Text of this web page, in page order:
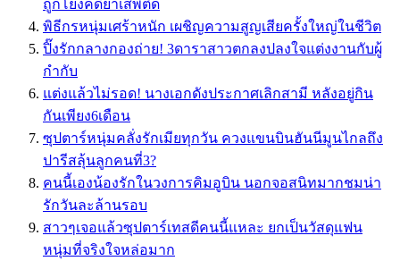
ถูกโยงคดียาเสพติด
พิธีกรหนุ่มเศร้าหนัก เผชิญความสูญเสียครั้งใหญ่ในชีวิต
ปิ๊งรักกลางกองถ่าย! 3ดาราสาวตกลงปลงใจแต่งงานกับผู้
กำกับ
แต่งแล้วไม่รอด! นางเอกดังประกาศเลิกสามี หลังอยู่กิน
กันเพียง6เดือน
ซุปตาร์หนุ่มคลั่งรักเมียทุกวัน ควงแขนบินฮันนีมูนไกลถึง
ปารีสลุ้นลูกคนที่3?
คนนี้เองน้องรักในวงการคิมอูบิน นอกจอสนิทมากชมน่า
รักวันละล้านรอบ
สาวๆเจอแล้วซุปตาร์เทสดีคนนี้แหละ ยกเป็นวัสดุแฟน
หนุ่มที่จริงใจหล่อมาก